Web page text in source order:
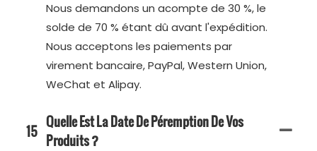
Nous demandons un acompte de 30 %, le
solde de 70 % étant dû avant l'expédition.
Nous acceptons les paiements par
virement bancaire, PayPal, Western Union,
WeChat et Alipay.
15 Quelle Est La Date De Péremption De Vos
Produits ?